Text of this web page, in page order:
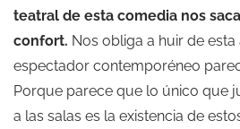
teatral de esta comedia nos
confort. Nos obliga a huir de
espectador contemporéneo
Porque parece que lo único que
a las salas es la existencia de